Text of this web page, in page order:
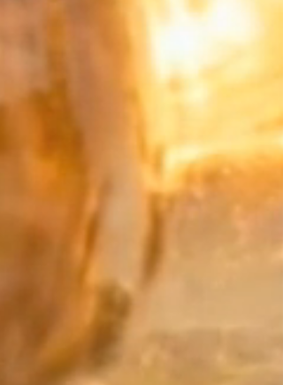
gestes au quotidien.
Le Japon rencontre les métaux
Faites naître un mix qui ne
ressemble qu'à vous. Associez la
"contrepoint" (la touche finale).
Pour ce détail décisif, choisissez
parmi des matériaux d'exception :
la pureté lisse de l'Or Laminé, le
l'éclat des perles Or 24K.
Votre point d'équilibre Artisane
repose sur l'art du contraste. Sur
vous confie cet espace de rupture